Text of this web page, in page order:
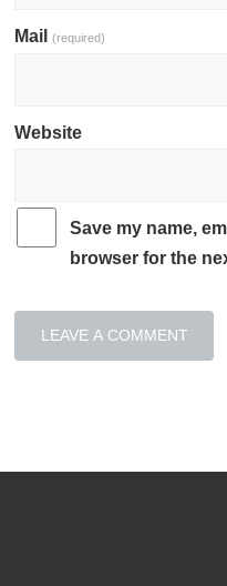
Mail(required)
Website
Save my name,
browser for the